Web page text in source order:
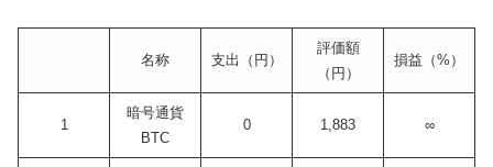
名称 支出（円）
評価額
（円）
損益（%）
1
暗号通貨
BTC
0 1,883 ∞